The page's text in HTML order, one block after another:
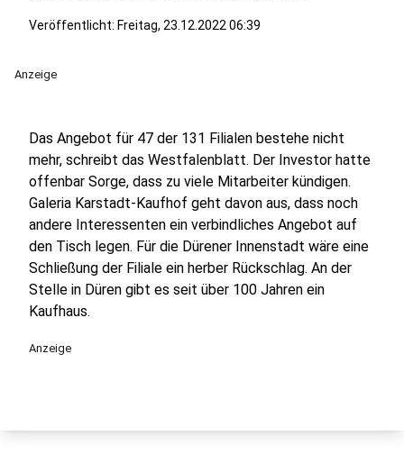
Veröffentlicht: Freitag, 23.12.2022 06:39
Anzeige
Das Angebot für 47 der 131 Filialen bestehe nicht
mehr, schreibt das Westfalenblatt. Der Investor hatte
offenbar Sorge, dass zu viele Mitarbeiter kündigen.
Galeria Karstadt-Kaufhof geht davon aus, dass noch
andere Interessenten ein verbindliches Angebot auf
den Tisch legen. Für die Dürener Innenstadt wäre eine
Schließung der Filiale ein herber Rückschlag. An der
Stelle in Düren gibt es seit über 100 Jahren ein
Kaufhaus.
Anzeige